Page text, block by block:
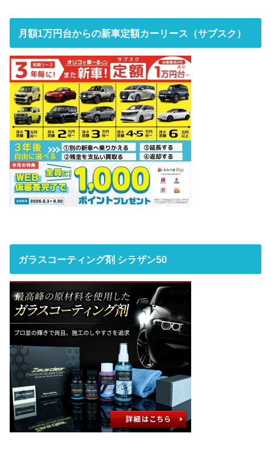
月額1万円台からの新車定額カーリース（サブスク）
ガラスコーティング剤 シラザン50